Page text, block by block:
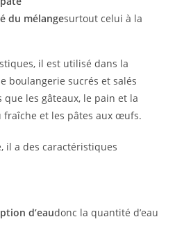
du mélangesurtout celui à la
il est utilisé dans la
boulangerie sucrés et salés
que les gâteaux, le pain et la
fraîche et les pâtes aux œufs.
il a des caractéristiques
d’eaudonc la quantité d’eau